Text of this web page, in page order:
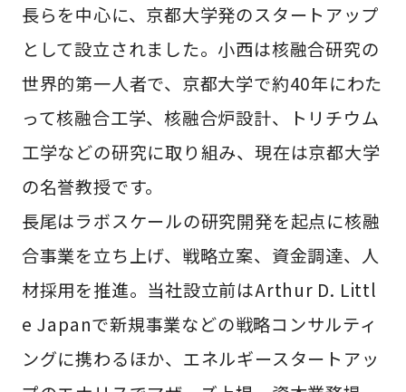
長らを中心に、京都大学発のスタートアップ
として設立されました。小西は核融合研究の
世界的第一人者で、京都大学で約40年にわた
って核融合工学、核融合炉設計、トリチウム
工学などの研究に取り組み、現在は京都大学
の名誉教授です。
長尾はラボスケールの研究開発を起点に核融
合事業を立ち上げ、戦略立案、資金調達、人
材採用を推進。当社設立前はArthur D. Littl
e Japanで新規事業などの戦略コンサルティ
ングに携わるほか、エネルギースタートアッ